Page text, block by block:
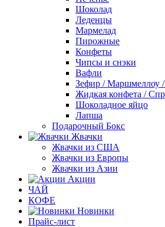
Шоколад
Леденцы
Мармелад
Пирожные
Конфеты
Чипсы и снэки
Вафли
Зефир / Маршмеллоу /
Жидкая конфета /
Шоколадное яйцо
Лапша
Подарочный Бокс
Жвачки
Жвачки из США
Жвачки из Европы
Жвачки из Азии
Акции
ЧАЙ
КОФЕ
Новинки
Прайс-лист